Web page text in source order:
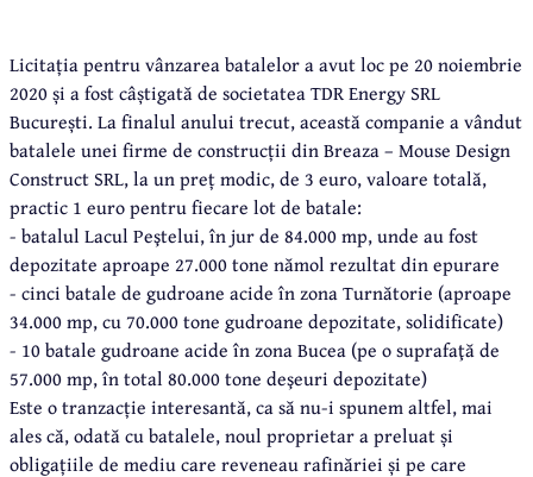
Licitația pentru vânzarea batalelor a avut loc pe 20 noiembrie
2020 și a fost câștigată de societatea TDR Energy SRL
București. La finalul anului trecut, această companie a vândut
batalele unei firme de construcții din Breaza – Mouse Design
Construct SRL, la un preț modic, de 3 euro, valoare totală,
practic 1 euro pentru fiecare lot de batale:
- batalul Lacul Peştelui, în jur de 84.000 mp, unde au fost
depozitate aproape 27.000 tone nămol rezultat din epurare
- cinci batale de gudroane acide în zona Turnătorie (aproape
34.000 mp, cu 70.000 tone gudroane depozitate, solidificate)
- 10 batale gudroane acide în zona Bucea (pe o suprafaţă de
57.000 mp, în total 80.000 tone deşeuri depozitate)
Este o tranzacție interesantă, ca să nu-i spunem altfel, mai
ales că, odată cu batalele, noul proprietar a preluat și
obligațiile de mediu care reveneau rafinăriei și pe care